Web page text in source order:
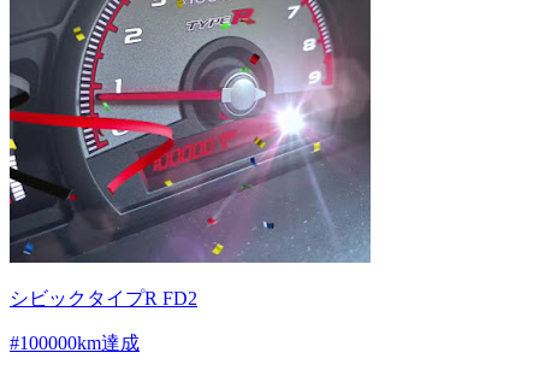
シビックタイプR FD2
#100000km達成